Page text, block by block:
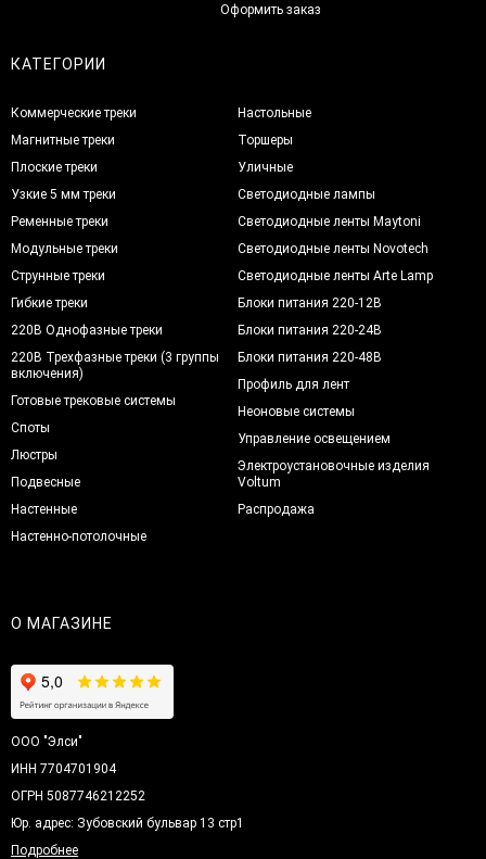
Оформить заказ
КАТЕГОРИИ
Коммерческие треки
Магнитные треки
Плоские треки
Узкие 5 мм треки
Ременные треки
Модульные треки
Струнные треки
Гибкие треки
220В Однофазные треки
220В Трехфазные треки (3 группы
включения)
Готовые трековые системы
Споты
Люстры
Подвесные
Настенные
Настенно-потолочные
Настольные
Торшеры
Уличные
Светодиодные лампы
Светодиодные ленты Maytoni
Светодиодные ленты Novotech
Светодиодные ленты Arte Lamp
Блоки питания 220-12В
Блоки питания 220-24В
Блоки питания 220-48В
Профиль для лент
Неоновые системы
Управление освещением
Электроустановочные изделия
Voltum
Распродажа
О МАГАЗИНЕ
ООО "Элси"
ИНН 7704701904
ОГРН 5087746212252
Юр. адрес: Зубовский бульвар 13 стр1
Подробнее